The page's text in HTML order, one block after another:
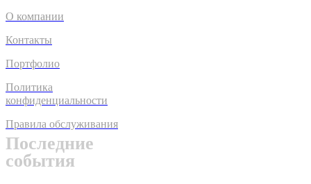
О компании
Контакты
Портфолио
Политика
конфиденциальности
Правила обслуживания
Последние
события